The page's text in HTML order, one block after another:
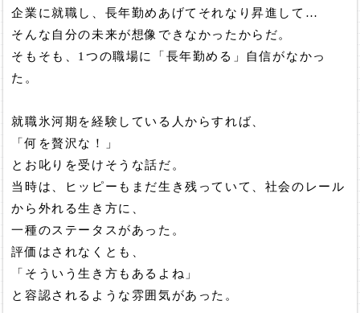
企業に就職し、長年勤めあげてそれなり昇進して…
そんな自分の未来が想像できなかったからだ。
そもそも、1つの職場に「長年勤める」自信がなかっ
た。
就職氷河期を経験している人からすれば、
「何を贅沢な！」
とお叱りを受けそうな話だ。
当時は、ヒッピーもまだ生き残っていて、社会のレール
から外れる生き方に、
一種のステータスがあった。
評価はされなくとも、
「そういう生き方もあるよね」
と容認されるような雰囲気があった。